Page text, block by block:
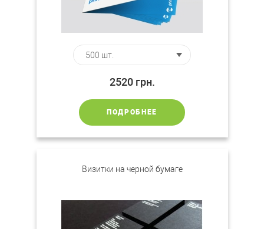
2520 грн.
ПОДРОБНЕЕ
Визитки на черной бумаге